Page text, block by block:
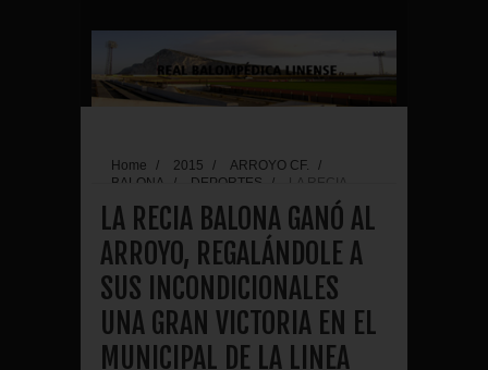
Home / 2015 / ARROYO CF.
/
BALONA
/ DEPORTES /
LA RECIA
BALONA GANÓ AL ARROYO, REGALÁNDOLE A
SUS INCONDICIONALES UNA GRAN VICTORIA
EN EL MUNICIPAL DE LA LINEA
LA RECIA BALONA GANÓ AL
ARROYO, REGALÁNDOLE A
SUS INCONDICIONALES
UNA GRAN VICTORIA EN EL
MUNICIPAL DE LA LINEA